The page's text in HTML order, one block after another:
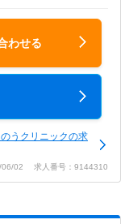
わせる
うクリニックの求
06/02 求人番号：9144310